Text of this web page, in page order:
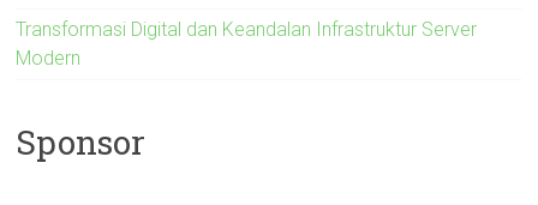
Transformasi Digital dan Keandalan Infrastruktur Server
Modern
Sponsor